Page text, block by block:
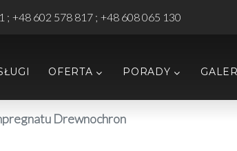
+48 602 578 817 +48 608 065 130
OFERTA PORADY
Drewnochron